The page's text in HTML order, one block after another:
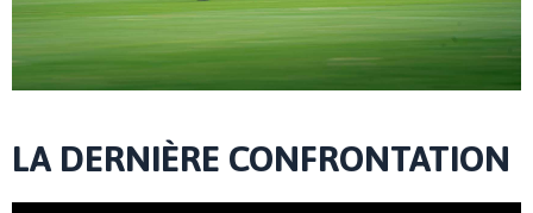
LA DERNIÈRE CONFRONTATION